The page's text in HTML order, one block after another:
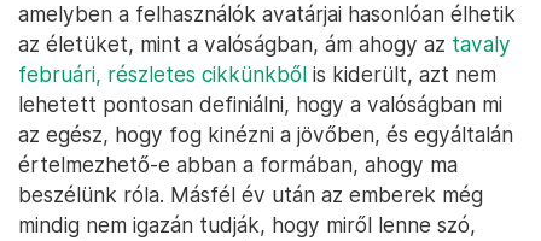
amelyben a felhasználók avatárjai hasonlóan élhetik
az életüket, mint a valóságban, ám ahogy az tavaly
februári, részletes cikkünkből is kiderült, azt nem
lehetett pontosan definiálni, hogy a valóságban mi
az egész, hogy fog kinézni a jövőben, és egyáltalán
értelmezhető-e abban a formában, ahogy ma
beszélünk róla. Másfél év után az emberek még
mindig nem igazán tudják, hogy miről lenne szó,